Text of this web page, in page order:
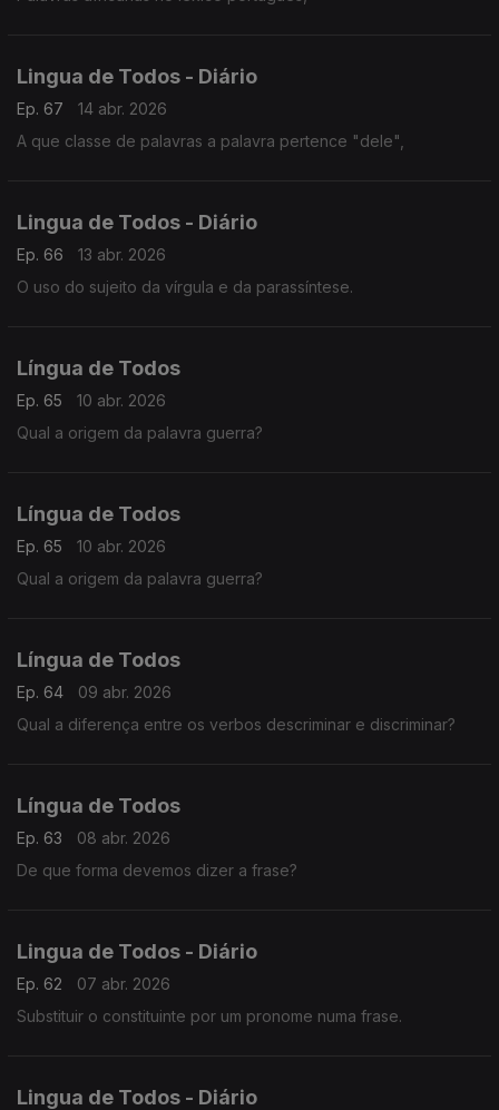
Lingua de Todos - Diário
Ep. 67
14 abr. 2026
A que classe de palavras a palavra pertence "dele",
Lingua de Todos - Diário
Ep. 66
13 abr. 2026
O uso do sujeito da vírgula e da parassíntese.
Língua de Todos
Ep. 65
10 abr. 2026
Qual a origem da palavra guerra?
Língua de Todos
Ep. 65
10 abr. 2026
Qual a origem da palavra guerra?
Língua de Todos
Ep. 64
09 abr. 2026
Qual a diferença entre os verbos descriminar e discriminar?
Língua de Todos
Ep. 63
08 abr. 2026
De que forma devemos dizer a frase?
Lingua de Todos - Diário
Ep. 62
07 abr. 2026
Substituir o constituinte por um pronome numa frase.
Lingua de Todos - Diário